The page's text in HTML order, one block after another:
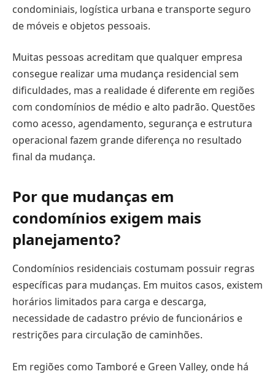
condominiais, logística urbana e transporte seguro
de móveis e objetos pessoais.
Muitas pessoas acreditam que qualquer empresa
consegue realizar uma mudança residencial sem
dificuldades, mas a realidade é diferente em regiões
com condomínios de médio e alto padrão. Questões
como acesso, agendamento, segurança e estrutura
operacional fazem grande diferença no resultado
final da mudança.
Por que mudanças em
condomínios exigem mais
planejamento?
Condomínios residenciais costumam possuir regras
específicas para mudanças. Em muitos casos, existem
horários limitados para carga e descarga,
necessidade de cadastro prévio de funcionários e
restrições para circulação de caminhões.
Em regiões como Tamboré e Green Valley, onde há